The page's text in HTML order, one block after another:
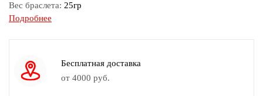
Новинки
Вес браслета: 25гр
Длина браслета:
жемчуг, Стекло
Подробнее
Бесплатная доставка
от 4000 руб.